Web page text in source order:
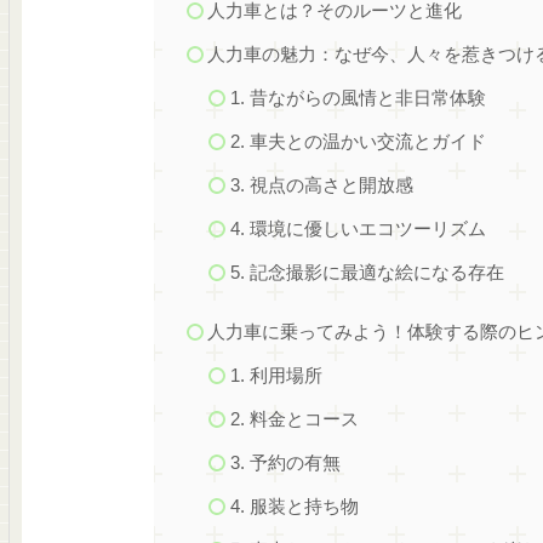
人力車とは？そのルーツと進化
人力車の魅力：なぜ今、人々を惹きつけ
1. 昔ながらの風情と非日常体験
2. 車夫との温かい交流とガイド
3. 視点の高さと開放感
4. 環境に優しいエコツーリズム
5. 記念撮影に最適な絵になる存在
人力車に乗ってみよう！体験する際のヒ
1. 利用場所
2. 料金とコース
3. 予約の有無
4. 服装と持ち物